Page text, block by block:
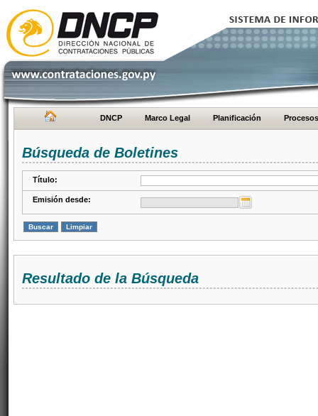
DNCP Marco Legal Planificación Procesos
Búsqueda de Boletines
Título:
Emisión desde:
Resultado de la Búsqueda